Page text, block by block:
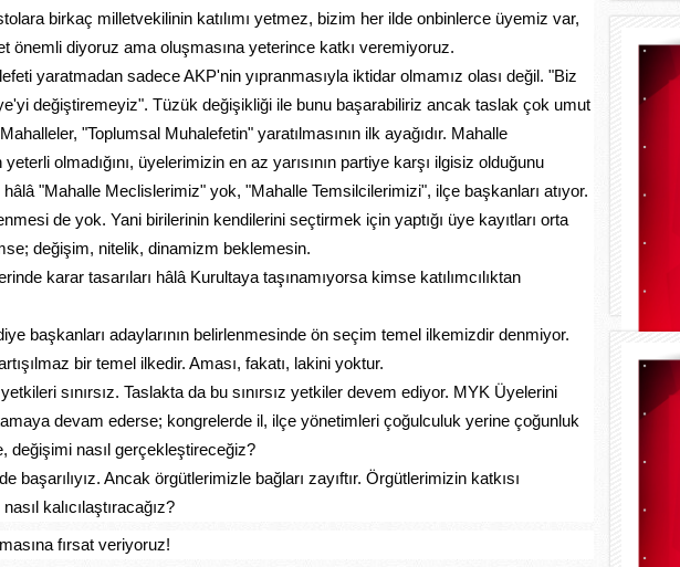
birkaç milletvekilinin katılımı yetmez, bizim her ilde onbinlerce üyemiz var,
önemli diyoruz ama oluşmasına yeterince katkı veremiyoruz.
yaratmadan sadece AKP'nin yıpranmasıyla iktidar olmamız olası değil. "Biz
değiştiremeyiz". Tüzük değişikliği ile bunu başarabiliriz ancak taslak çok umut
"Toplumsal Muhalefetin" yaratılmasının ilk ayağıdır. Mahalle
olmadığını, üyelerimizin en az yarısının partiye karşı ilgisiz olduğunu
"Mahalle Meclislerimiz" yok, "Mahalle Temsilcilerimizi", ilçe başkanları atıyor.
de yok. Yani birilerinin kendilerini seçtirmek için yaptığı üye kayıtları orta
değişim, nitelik, dinamizm beklemesin.
karar tasarıları hâlâ Kurultaya taşınamıyorsa kimse katılımcılıktan
başkanları adaylarının belirlenmesinde ön seçim temel ilkemizdir denmiyor.
bir temel ilkedir. Aması, fakatı, lakini yoktur.
sınırsız. Taslakta da bu sınırsız yetkiler devem ediyor. MYK Üyelerini
devam ederse; kongrelerde il, ilçe yönetimleri çoğulculuk yerine çoğunluk
değişimi nasıl gerçekleştireceğiz?
başarılıyız. Ancak örgütlerimizle bağları zayıftır. Örgütlerimizin katkısı
kalıcılaştıracağız?
fırsat veriyoruz!